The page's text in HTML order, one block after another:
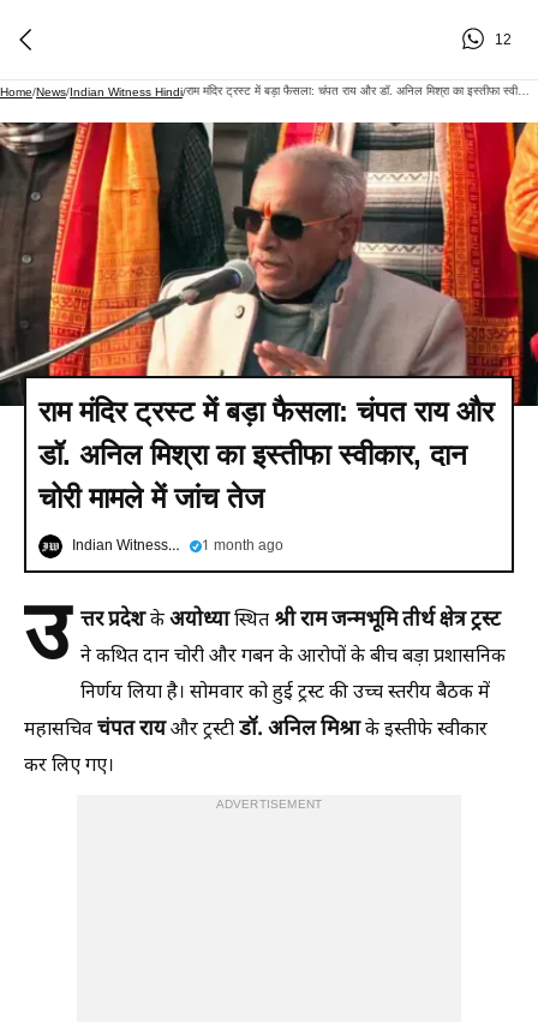
12
Home/News/Indian Witness Hindi/ राम मंदिर ट्रस्ट में बड़ा फैसला: चंपत राय और डॉ. अनिल मिश्रा का इस्तीफा स्वीकार, दान चोरी मामले में जांच तेज
राम मंदिर ट्रस्ट में बड़ा फैसला: चंपत राय और
डॉ. अनिल मिश्रा का इस्तीफा स्वीकार, दान
चोरी मामले में जांच तेज
Indian Witness Hindi 1 month ago
उ त्तरप्रदेशकेअयोध्यास्थित श्रीरामजन्मभूमितीर्थक्षेत्रट्रस्ट
ने कथित दान चोरी और गबन के आरोपों के बीच बड़ा प्रशासनिक
निर्णय लिया है। सोमवार को हुई ट्रस्ट की उच्च स्तरीय बैठक में
महासचिवचंपतरायऔर ट्रस्टीडॉ. अनिलमिश्राके इस्तीफे स्वीकार
कर लिए गए।
ADVERTISEMENT